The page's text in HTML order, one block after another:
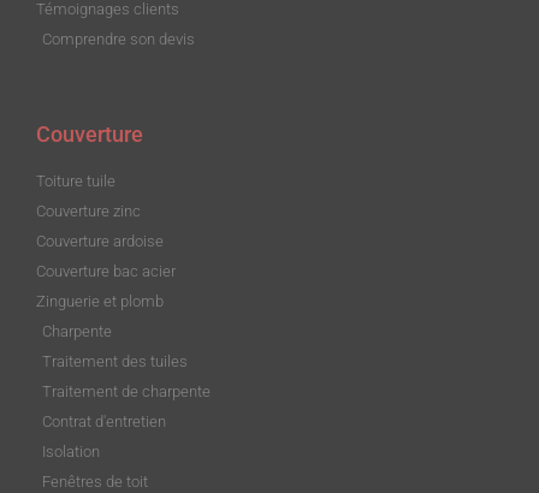
Témoignages clients
Comprendre son devis
Couverture
Toiture tuile
Couverture zinc
Couverture ardoise
Couverture bac acier
Zinguerie et plomb
Charpente
Traitement des tuiles
Traitement de charpente
Contrat d'entretien
Isolation
Fenêtres de toit